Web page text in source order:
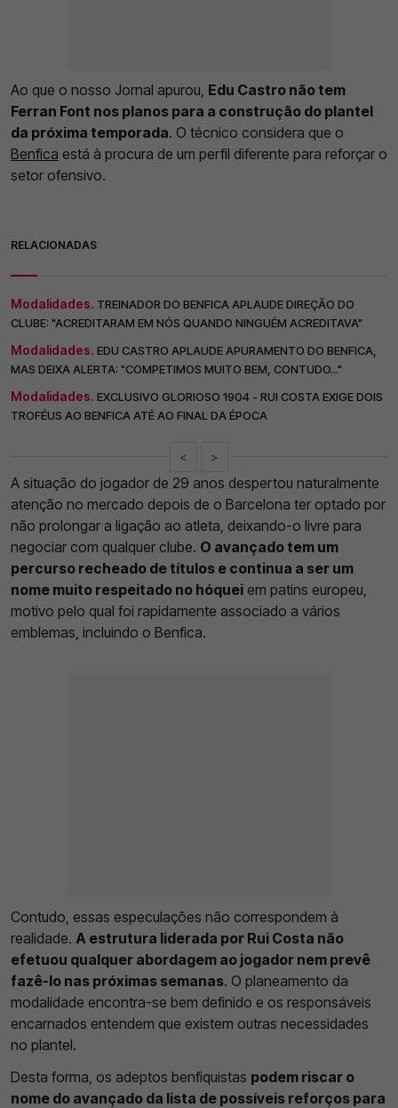
Ao que o nosso Jornal apurou, Edu Castro não tem
Ferran Font nos planos para a construção do plantel
da próxima temporada. O técnico considera que o
Benfica está à procura de um perfil diferente para reforçar o
setor ofensivo.
RELACIONADAS
Modalidades. TREINADOR DO BENFICA APLAUDE DIREÇÃO DO
CLUBE: "ACREDITARAM EM NÓS QUANDO NINGUÉM ACREDITAVA"
Modalidades. EDU CASTRO APLAUDE APURAMENTO DO BENFICA,
MAS DEIXA ALERTA: "COMPETIMOS MUITO BEM, CONTUDO..."
Modalidades. EXCLUSIVO GLORIOSO 1904 - RUI COSTA EXIGE DOIS
TROFÉUS AO BENFICA ATÉ AO FINAL DA ÉPOCA
< >
A situação do jogador de 29 anos despertou naturalmente
atenção no mercado depois de o Barcelona ter optado por
não prolongar a ligação ao atleta, deixando-o livre para
negociar com qualquer clube. O avançado tem um
percurso recheado de títulos e continua a ser um
nome muito respeitado no hóquei em patins europeu,
motivo pelo qual foi rapidamente associado a vários
emblemas, incluindo o Benfica.
Contudo, essas especulações não correspondem à
realidade. A estrutura liderada por Rui Costa não
efetuou qualquer abordagem ao jogador nem prevê
fazê-lo nas próximas semanas. O planeamento da
modalidade encontra-se bem definido e os responsáveis
encarnados entendem que existem outras necessidades
no plantel.
Desta forma, os adeptos benfiquistas podem riscar o
nome do avançado da lista de possíveis reforços para